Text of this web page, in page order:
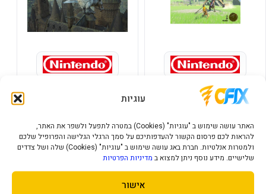
עוגיות
האתר עושה שימוש ב "עוגיות" (Cookies) במטרה לתפעל ולשפר את האתר,
להראות לכם פרסום הקשור להעדפותיכם על סמך הרגלי הגלישה והפרופיל שלכם
ולמטרות אנלטיות. חברת באג עושה שימוש ב "עוגיות" (Cookies) שלה ושל צדדים
שלישיים. מידע נוסף ניתן למצוא ב מדיניות הפרטיות
אישור
NINTENDO SWITCH 2 THE
LEGEND OF ZELDA: TEARS OF
THE KINGDOM
202
הוסף לסל הוסף לסל
במלאי במלאי